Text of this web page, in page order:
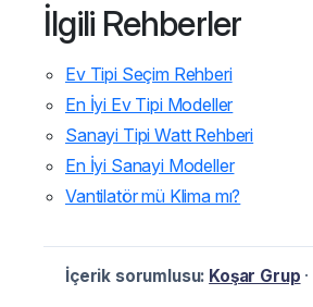
İlgili Rehberler
Ev Tipi Seçim Rehberi
En İyi Ev Tipi Modeller
Sanayi Tipi Watt Rehberi
En İyi Sanayi Modeller
Vantilatör mü Klima mı?
İçerik sorumlusu: Koşar Grup ·